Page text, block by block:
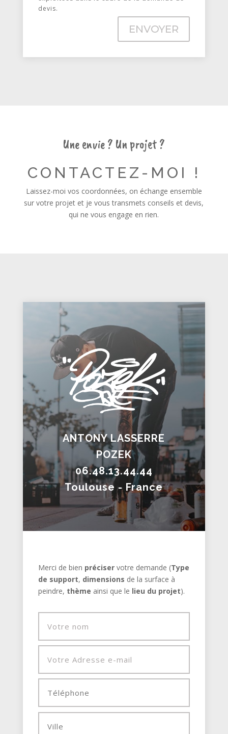
devis.
ENVOYER
Une envie ? Un projet ?
CONTACTEZ-MOI !
Laissez-moi vos coordonnées, on échange ensemble
sur votre projet et je vous transmets conseils et devis,
qui ne vous engage en rien.
ANTONY LASSERRE
POZEK
06.48.13.44.44
Toulouse - France
Merci de bien préciservotre demande (Type
de support, dimensions de la surface à
peindre, thème ainsi que le lieu du projet).